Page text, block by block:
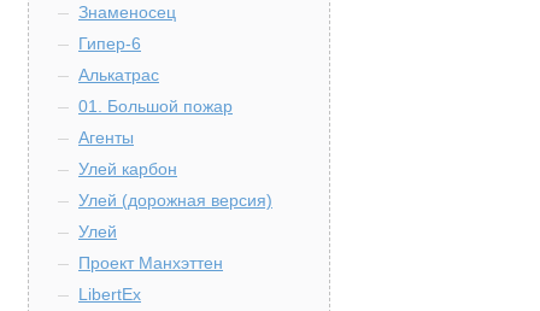
Знаменосец
Гипер-6
Алькатрас
01. Большой пожар
Агенты
Улей карбон
Улей (дорожная версия)
Улей
Проект Манхэттен
LibertEx